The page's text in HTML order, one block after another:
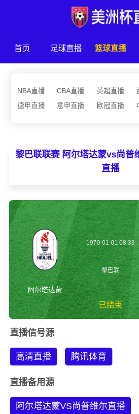
首页 足球直播 篮球直播
NBA直播 CBA直播 英超直播
德甲直播
意甲直播 欧冠直播
黎巴联联赛 阿尔塔达蒙vs尚普
直播
阿尔塔达蒙
1970-01-01 08:33
黎巴联
已结束
直播信号源
高清直播 腾讯体育
直播备用源
阿尔塔达蒙VS尚普维尔直播